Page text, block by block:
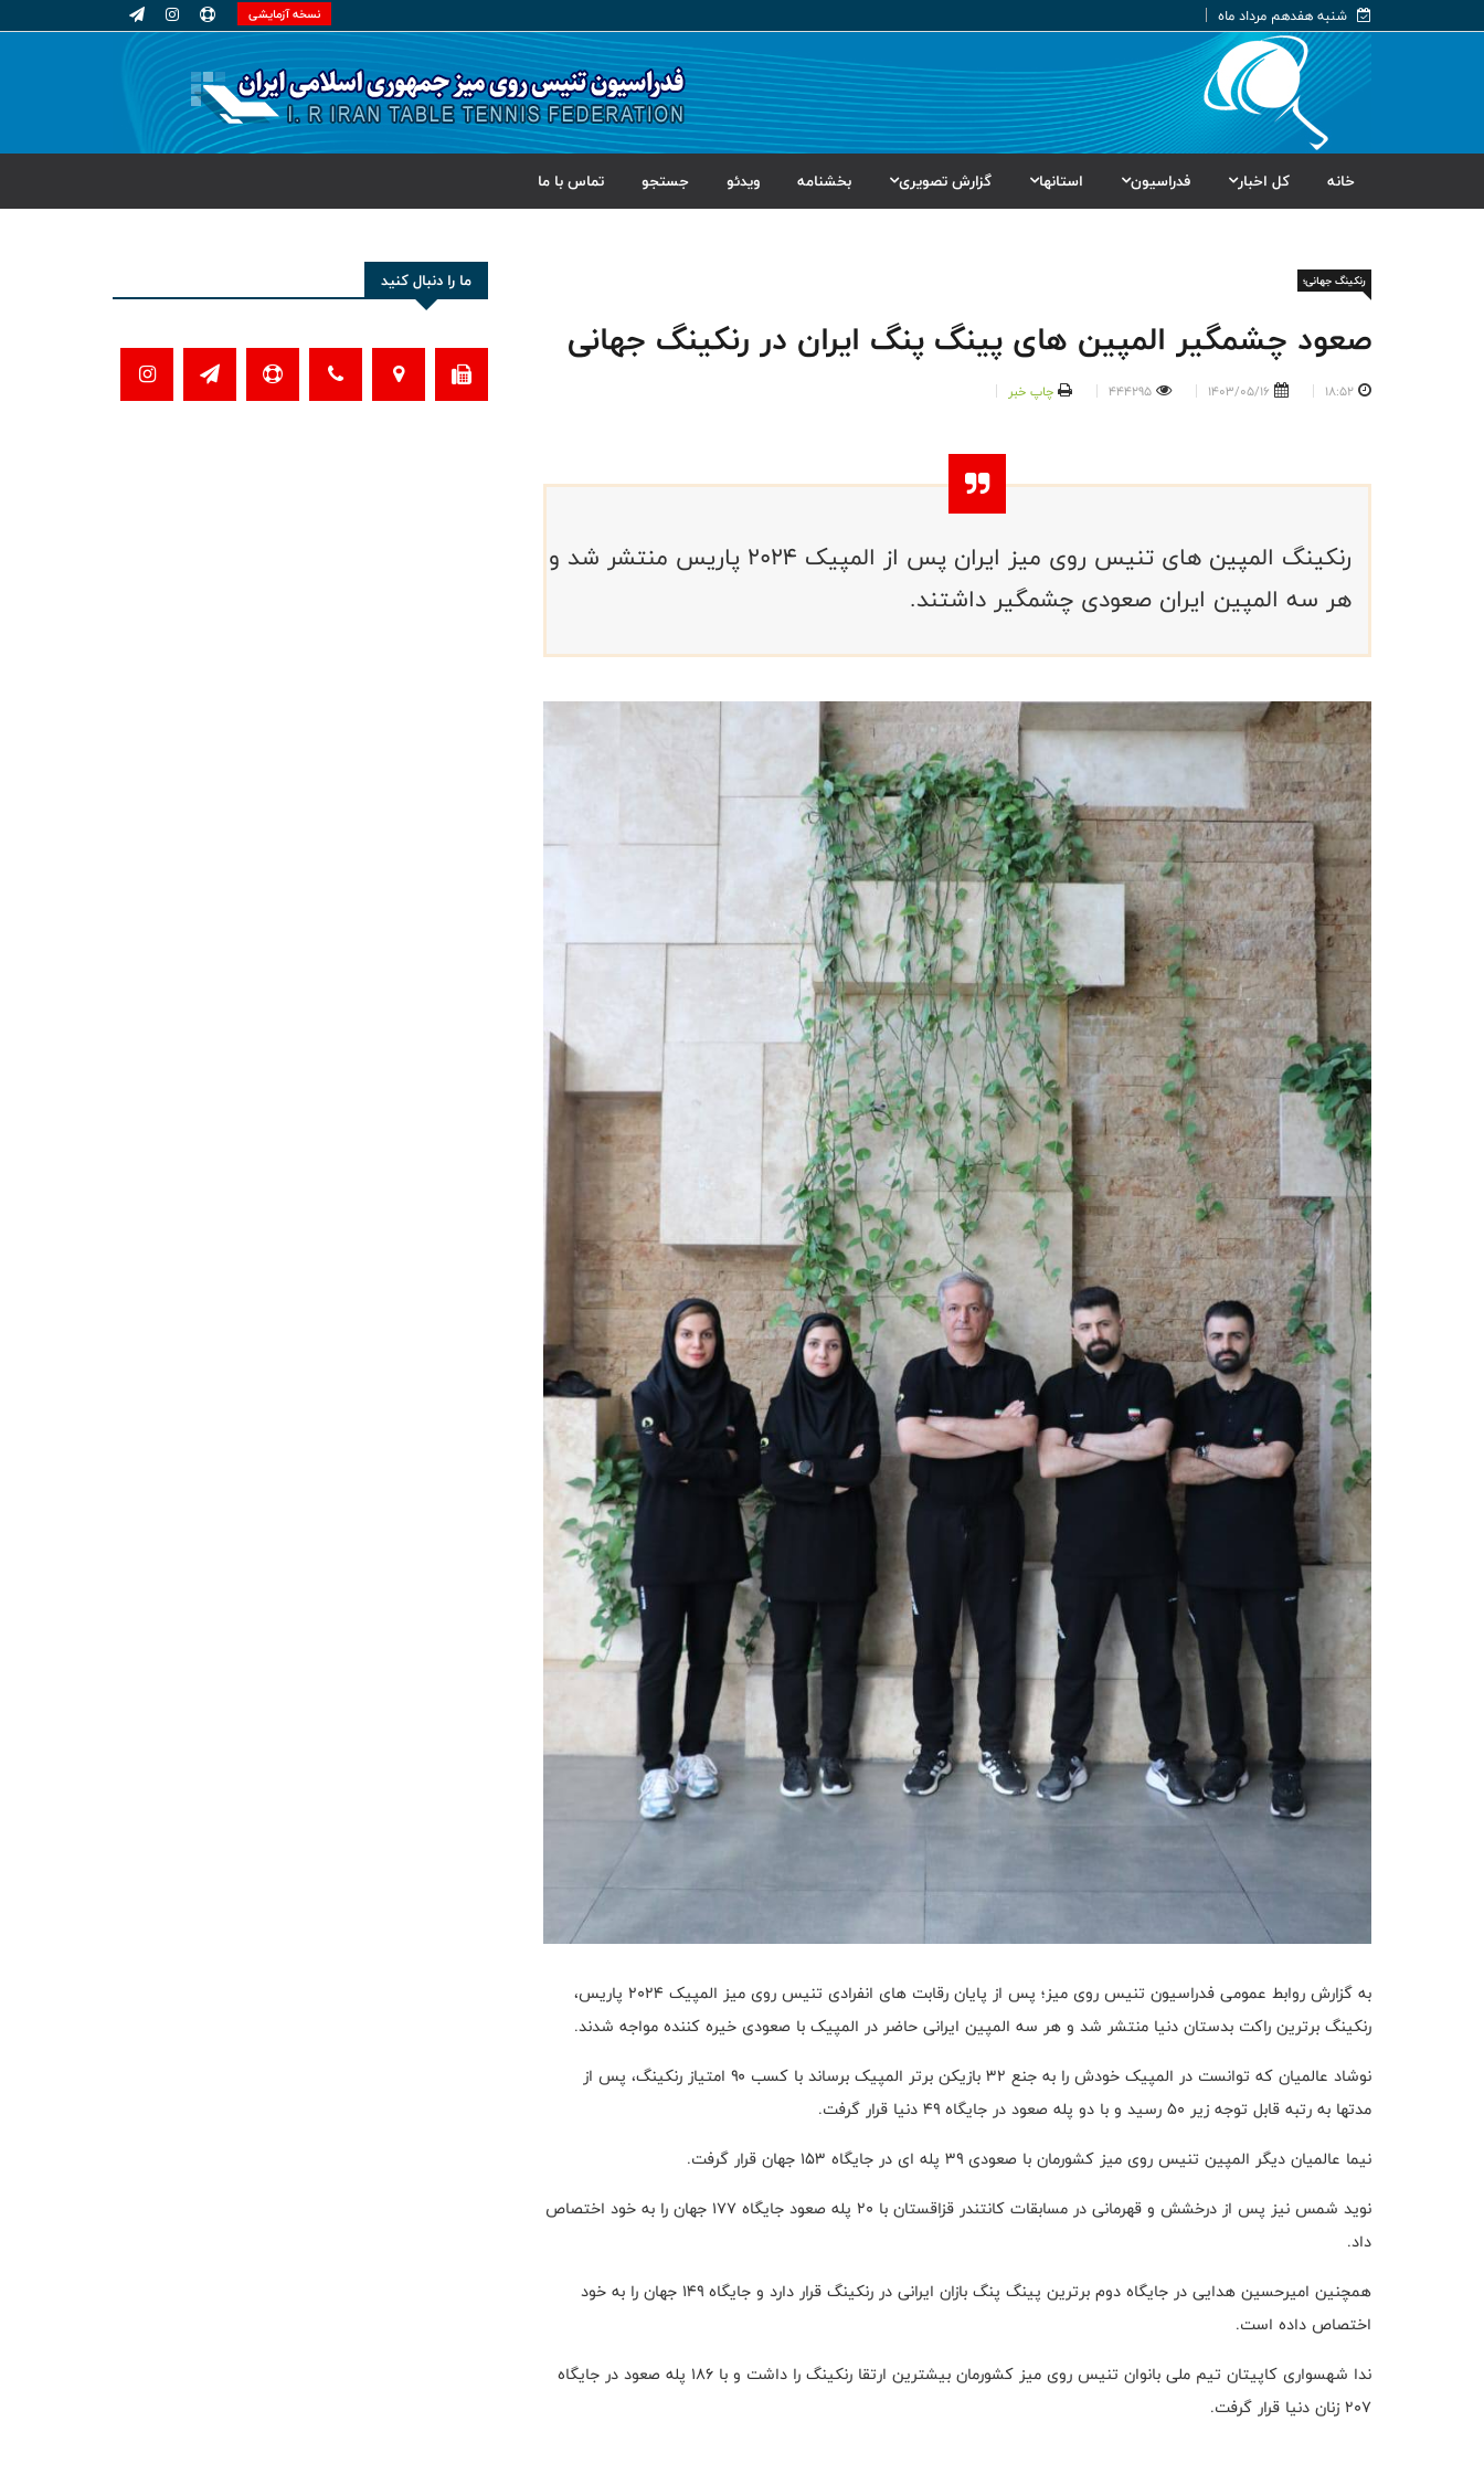
شنبه هفدهم مرداد ماه نسخه آزمایشی
خانه کل اخبار فدراسیون استانها گزارش تصویری بخشنامه ویدئو جستجو تماس با ما
رنکینگ جهانی؛
صعود چشمگیر المپین های پینگ پنگ ایران در رنکینگ جهانی
18:52
1403/05/16
444295 چاپ خبر
رنکینگ المپین های تنیس روی میز ایران پس از المپیک ۲۰۲۴ پاریس منتشر شد و
هر سه المپین ایران صعودی چشمگیر داشتند.
به گزارش روابط عمومی فدراسیون تنیس روی میز؛ پس از پایان رقابت های انفرادی تنیس روی میز المپیک ۲۰۲۴ پاریس،
رنکینگ برترین راکت بدستان دنیا منتشر شد و هر سه المپین ایرانی حاضر در المپیک با صعودی خیره کننده مواجه شدند.
نوشاد عالمیان که توانست در المپیک خودش را به جنع ۳۲ بازیکن برتر المپیک برساند با کسب ۹۰ امتیاز رنکینگ، پس از
مدتها به رتبه قابل توجه زیر ۵۰ رسید و با دو پله صعود در جایگاه ۴۹ دنیا قرار گرفت.
نیما عالمیان دیگر المپین تنیس روی میز کشورمان با صعودی ۳۹ پله ای در جایگاه ۱۵۳ جهان قرار گرفت.
نوید شمس نیز پس از درخشش و قهرمانی در مسابقات کانتندر قزاقستان با ۲۰ پله صعود جایگاه ۱۷۷ جهان را به خود اختصاص
داد.
همچنین امیرحسین هدایی در جایگاه دوم برترین پینگ پنگ بازان ایرانی در رنکینگ قرار دارد و جایگاه ۱۴۹ جهان را به خود
اختصاص داده است.
ندا شهسواری کاپیتان تیم ملی بانوان تنیس روی میز کشورمان بیشترین ارتقا رنکینگ را داشت و با ۱۸۶ پله صعود در جایگاه
۲۰۷ زنان دنیا قرار گرفت.
ما را دنبال کنید